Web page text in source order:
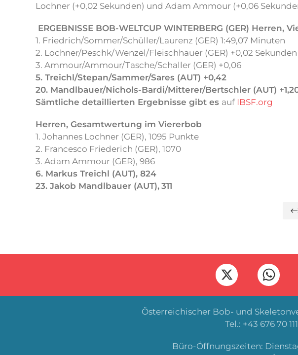
Lochner (+0,02 Sekunden) und Adam Ammour (+0,06
ERGEBNISSE BOB-WELTCUP WINTERBERG (GER) Herren,
1. Friedrich/Sommer/Schüller/Laurenz (GER) 1:49,07 Minuten
2. Lochner/Peschk/Wenzel/Fleischhauer (GER) +0,02 Sekunden
3. Ammour/Ammour/Tasche/Schaller (GER) +0,06
5. Treichl/Stepan/Sammer/Sares (AUT) +0,42
20. Mandlbauer/Nichols-Bardi/Mitterer/Bertschler (AUT)
Sämtliche detaillierten Ergebnisse gibt es auf IBSF.org
Herren, Gesamtwertung im Viererbob
1. Johannes Lochner (GER), 1095 Punkte
2. Francesco Friederich (GER), 1070
3. Adam Ammour (GER), 986
6. Markus Treichl (AUT), 824
23. Jakob Mandlbauer (AUT), 311
Österreichischer Bob- und
Tel.: +43 676 70
Büro-Öffnungszeiten: